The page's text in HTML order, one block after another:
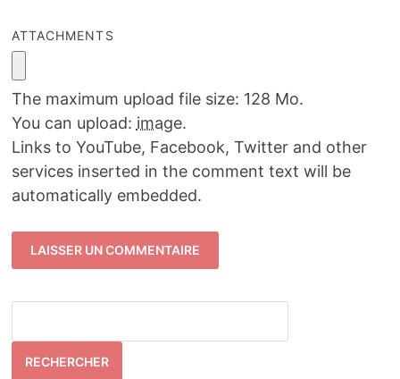
ATTACHMENTS
The maximum upload file size: 128 Mo.
You can upload: image.
Links to YouTube, Facebook, Twitter and other
services inserted in the comment text will be
automatically embedded.
RECHERCHER